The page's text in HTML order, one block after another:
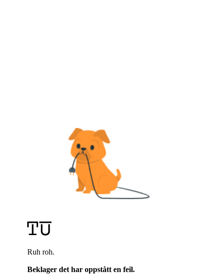
Ruh roh.
Beklager det har oppstått en feil.